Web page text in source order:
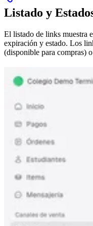
Listado y
El listado de links muestra
expiración y estado. Los
(disponible para compras)